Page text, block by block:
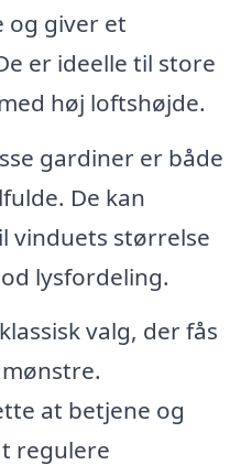
og giver et
er ideelle til store
høj loftshøjde.
gardiner er både
De kan
vinduets størrelse
lysfordeling.
valg, der fås
at betjene og
regulere